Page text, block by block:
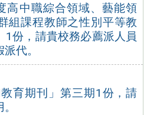
高中職綜合領域、藝能領
組課程教師之性別平等教
1份，請貴校務必薦派人員
代。
育期刊」第三期1份，請